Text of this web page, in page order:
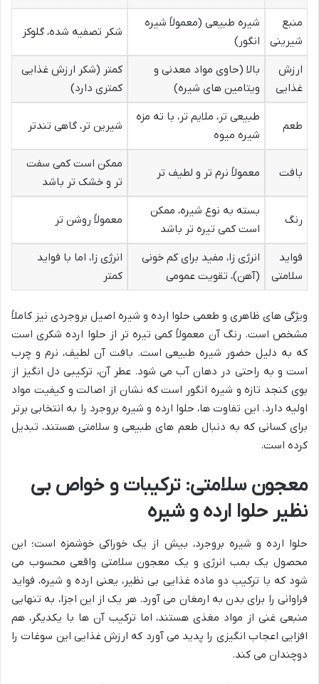
منبع
شیرینی
شیره طبیعی (معمولاً شیره
انگور)
شکر تصفیه شده، گلوکز
ارزش
غذایی
بالا (حاوی مواد معدنی و
ویتامین های شیره)
کمتر (شکر ارزش غذایی
کمتری دارد)
طعم
طبیعی تر، ملایم تر، با ته مزه
شیره میوه
شیرین تر، گاهی تندتر
بافت معمولاً نرم تر و لطیف تر
ممکن است کمی سفت
تر و خشک تر باشد
رنگ
بسته به نوع شیره، ممکن
است کمی تیره تر باشد
معمولاً روشن تر
فواید
سلامتی
انرژی زا، مفید برای کم خونی
(آهن)، تقویت عمومی
انرژی زا، اما با فواید
کمتر
ویژگی های ظاهری و طعمی حلوا ارده و شیره اصیل بروجردی نیز کاملاً
مشخص است. رنگ آن معمولاً کمی تیره تر از حلوا ارده شکری است
که به دلیل حضور شیره طبیعی است. بافت آن لطیف، نرم و چرب
است و به راحتی در دهان آب می شود. عطر آن، ترکیبی دل انگیز از
بوی کنجد تازه و شیره انگور است که نشان از اصالت و کیفیت مواد
اولیه دارد. این تفاوت ها، حلوا ارده و شیره بروجرد را به انتخابی برتر
برای کسانی که به دنبال طعم های طبیعی و سلامتی هستند، تبدیل
کرده است.
معجون سلامتی: ترکیبات و خواص بی
نظیر حلوا ارده و شیره
حلوا ارده و شیره بروجرد، بیش از یک خوراکی خوشمزه است؛ این
محصول یک بمب انرژی و یک معجون سلامتی واقعی محسوب می
شود که با ترکیب دو ماده غذایی بی نظیر، یعنی ارده و شیره، فواید
فراوانی را برای بدن به ارمغان می آورد. هر یک از این اجزا، به تنهایی
منبعی غنی از مواد مغذی هستند، اما ترکیب آن ها با یکدیگر، هم
افزایی اعجاب انگیزی را پدید می آورد که ارزش غذایی این سوغات را
دوچندان می کند.